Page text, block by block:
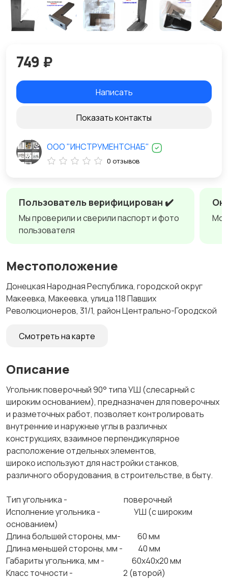
Пользователь верифицирован ✔️
Мы проверили и сверили паспорт и фото
пользователя
Местоположение
Донецкая Народная Республика, городской округ
Макеевка, Макеевка, улица 118 Павших
Революционеров, 31/1, район Центрально-Городской
Смотреть на карте
Описание
Угольник поверочный 90° типа УШ (слесарный с
широким основанием), предназначен для поверочных
и разметочных работ, позволяет контролировать
внутренние и наружные углы в различных
конструкциях, взаимное перпендикулярное
расположение отдельных элементов,
широко используют для настройки станков,
различного оборудования, в строительстве, в быту.
Тип угольника - поверочный
Исполнение угольника - УШ (с широким
основанием)
Длина большей стороны, мм- 60 мм
Длина меньшей стороны, мм - 40 мм
Габариты угольника, мм - 60х40х20 мм
Класс точности - 2 (второй)
749 ₽
Написать
Показать контакты
ООО "ИНСТРУМЕНТСНАБ"
0 отзывов